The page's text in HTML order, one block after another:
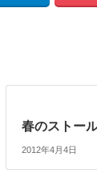
春のストー
2012年4月4日